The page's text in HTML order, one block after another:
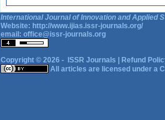
International Journal of Innovation and Applied
Website: http://www.ijias.issr-journals.org/
email: office@issr-journals.org
Copyright © 2026 - ISSR Journals
Refund
All articles are licensed under a